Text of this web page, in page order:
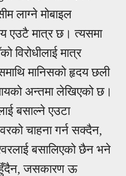
लाग्ने मोबाइल
एउटै मात्र छ। त्यसमा
विरोधीलाई मात्र
मानिसको हृदय छली
अन्तमा लेखिएको छ।
बसाल्ने एउटा
चाहना गर्न सक्दैन,
बसालिएको छैन भने
हुँदैन, जसकारण ऊ